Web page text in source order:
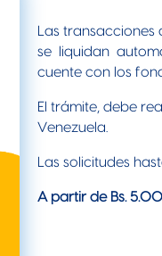
Las
se liquidan
cuente con los
El trámite, debe
Venezuela.
Las solicitudes
A partir de Bs.